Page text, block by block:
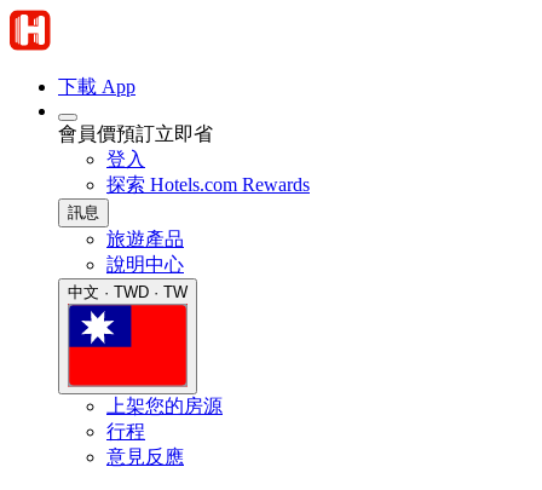
下載 App
會員價預訂立即省
登入
探索 Hotels.com Rewards
訊息
旅遊產品
說明中心
中文 · TWD · TW
上架您的房源
行程
意見反應